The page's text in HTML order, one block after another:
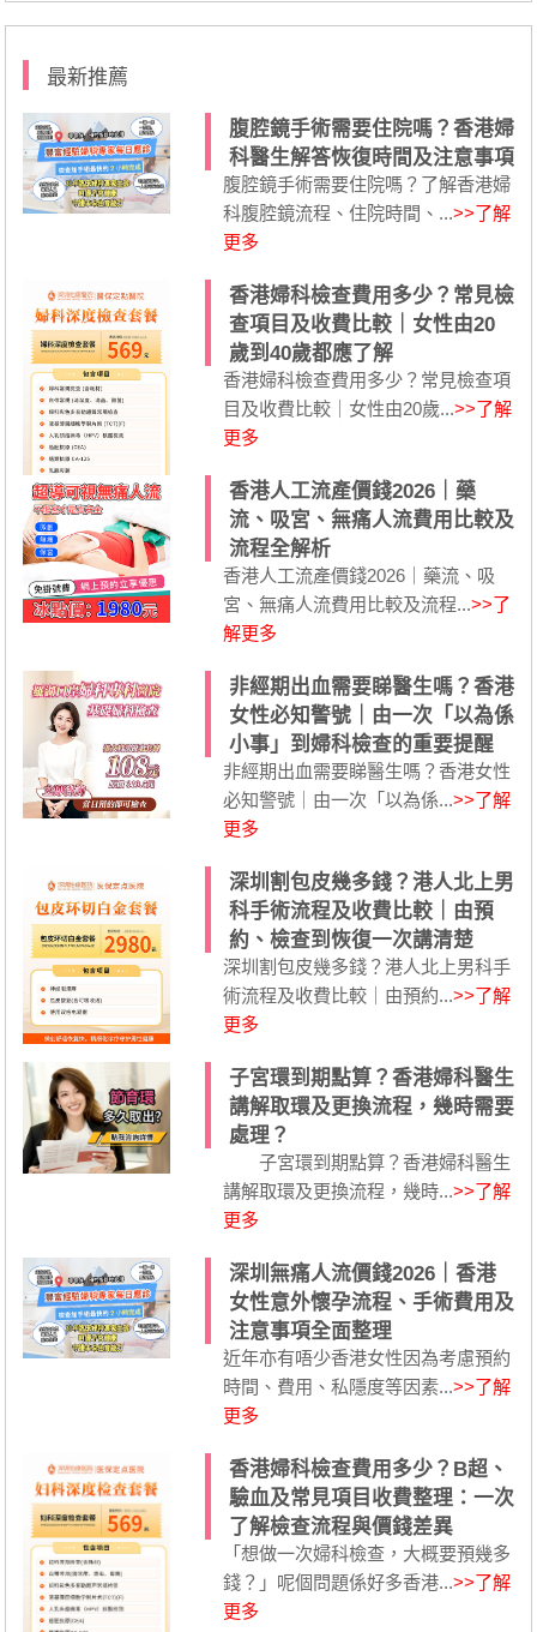
最新推薦
腹腔鏡手術需要住院嗎？香港婦
科醫生解答恢復時間及注意事項
腹腔鏡手術需要住院嗎？了解香港婦
科腹腔鏡流程、住院時間、...>>了解
更多
香港婦科檢查費用多少？常見檢
查項目及收費比較｜女性由20
歲到40歲都應了解
香港婦科檢查費用多少？常見檢查項
目及收費比較｜女性由20歲...>>了解
更多
香港人工流產價錢2026｜藥
流、吸宮、無痛人流費用比較及
流程全解析
香港人工流產價錢2026｜藥流、吸
宮、無痛人流費用比較及流程...>>了
解更多
非經期出血需要睇醫生嗎？香港
女性必知警號｜由一次「以為係
小事」到婦科檢查的重要提醒
非經期出血需要睇醫生嗎？香港女性
必知警號｜由一次「以為係...>>了解
更多
深圳割包皮幾多錢？港人北上男
科手術流程及收費比較｜由預
約、檢查到恢復一次講清楚
深圳割包皮幾多錢？港人北上男科手
術流程及收費比較｜由預約...>>了解
更多
子宮環到期點算？香港婦科醫生
講解取環及更換流程，幾時需要
處理？
子宮環到期點算？香港婦科醫生
講解取環及更換流程，幾時...>>了解
更多
深圳無痛人流價錢2026｜香港
女性意外懷孕流程、手術費用及
注意事項全面整理
近年亦有唔少香港女性因為考慮預約
時間、費用、私隱度等因素...>>了解
更多
香港婦科檢查費用多少？B超、
驗血及常見項目收費整理：一次
了解檢查流程與價錢差異
「想做一次婦科檢查，大概要預幾多
錢？」呢個問題係好多香港...>>了解
更多